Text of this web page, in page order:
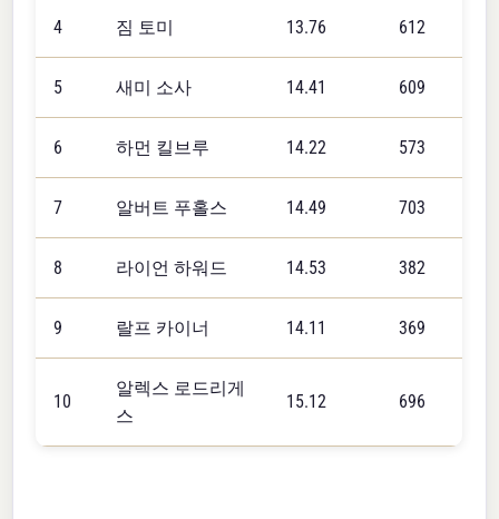
4 짐 토미 13.76 612
5 새미 소사 14.41 609
6 하먼 킬브루 14.22 573
7 알버트 푸홀스 14.49 703
8 라이언 하워드 14.53 382
9 랄프 카이너 14.11 369
10
알렉스 로드리게
스
15.12 696